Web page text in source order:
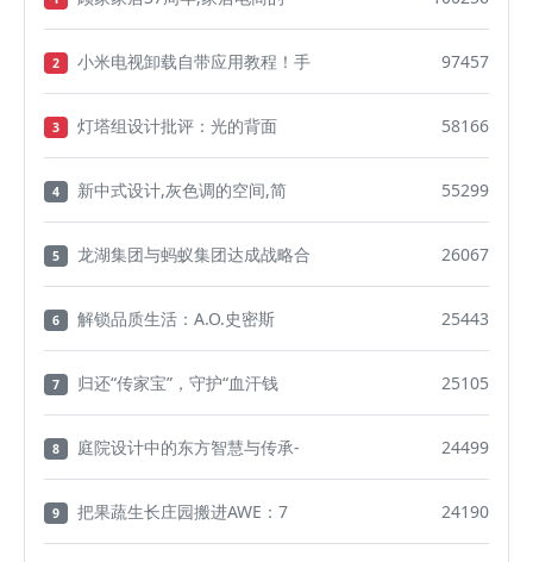
2 小米电视卸载自带应用教程！手 97457
3 灯塔组设计批评：光的背面 58166
4 新中式设计,灰色调的空间,简 55299
5 龙湖集团与蚂蚁集团达成战略合 26067
6 解锁品质生活：A.O.史密斯 25443
7 归还“传家宝”，守护“血汗钱 25105
8 庭院设计中的东方智慧与传承- 24499
9 把果蔬生长庄园搬进AWE：7 24190